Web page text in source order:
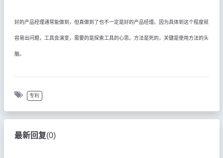
好的产品经理通常能做到，但真做到了也不一定是好的产品经理。因为具体到这个程度就
容易出问题，工具会演变，需要的是探索工具的心思。方法是死的，关键是使用方法的头
脑。
专利
最新回复(0)